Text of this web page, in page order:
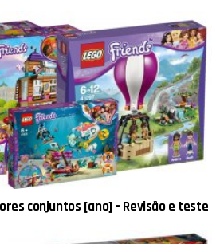
conjuntos [ano] – Revisão e teste